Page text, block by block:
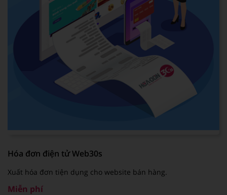
Hóa đơn điện tử Web30s
Xuất hóa đơn tiện dụng cho website bán hàng.
Miễn phí